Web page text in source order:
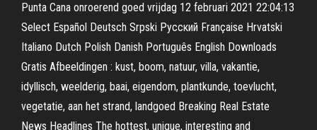
Punta Cana onroerend goed vrijdag 12 februari 2021 22:04:13
Select Español Deutsch Srpski Русский Française Hrvatski
Italiano Dutch Polish Danish Português English Downloads
Gratis Afbeeldingen : kust, boom, natuur, villa, vakantie,
idyllisch, weelderig, baai, eigendom, plantkunde, toevlucht,
vegetatie, aan het strand, landgoed Breaking Real Estate
News Headlines The hottest, unique, interesting and